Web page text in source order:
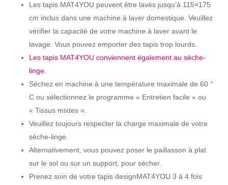
Les tapis MAT4YOU peuvent être lavés jusqu’à 115×175
cm inclus dans une machine à laver domestique. Veuillez
vérifier la capacité de votre machine à laver avant le
lavage. Vous pouvez emporter des tapis trop lourds.
Les tapis MAT4YOU conviennent également au sèche-
linge.
Séchez en machine à une température maximale de 60 °
C ou sélectionnez le programme « Entretien facile » ou
« Tissus mixtes ».
Veuillez toujours respecter la charge maximale de votre
sèche-linge.
Alternativement, vous pouvez poser le paillasson à plat
sur le sol ou sur un support, pour sécher.
Prenez soin de votre tapis designMAT4YOU 3 à 4 fois